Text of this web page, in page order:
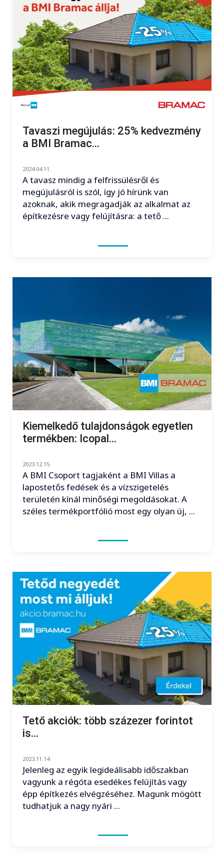
Tavaszi megújulás: 25% kedvezmény
a BMI Bramac...
2024.04.11.
A tavasz mindig a felfrissülésről és
megújulásról is szól, így jó hírünk van
azoknak, akik megragadják az alkalmat az
építkezésre vagy felújításra: a tető ...
Kiemelkedő tulajdonságok egyetlen
termékben: Icopal...
2023.12.15.
A BMI Csoport tagjaként a BMI Villas a
lapostetős fedések és a vízszigetelés
területén kínál minőségi megoldásokat. A
széles termékportfólió most egy olyan új, ...
Tető akciók: több százezer forintot
is...
2023.11.14.
Jelenleg az egyik legideálisabb időszakban
vagyunk a régóta esedékes felújítás vagy
épp építkezés elvégzéséhez. Magunk mögött
tudhatjuk a nagy nyári ...